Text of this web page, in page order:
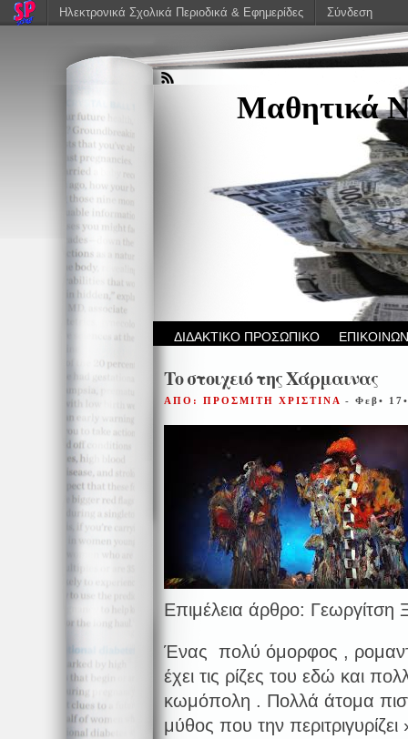
Μαθητικά
ΔΙΔΑΚΤΙΚΟ ΠΡΟΣΩΠΙΚΟ
Το στοιχειό της Χάρμαινας
ΑΠΟ: ΠΡΟΣΜΙΤΗ ΧΡΙΣΤΙΝΑ - Φεβ•
Επιμέλεια άρθρο: Γεωργίτση
Ένας πολύ όμορφος ,
έχει τις ρίζες του εδώ και
κωμόπολη . Πολλά άτομα
μύθος που την
Ηλεκτρονικά Σχολικά Περιοδικά & Εφημερίδες Σύνδεση